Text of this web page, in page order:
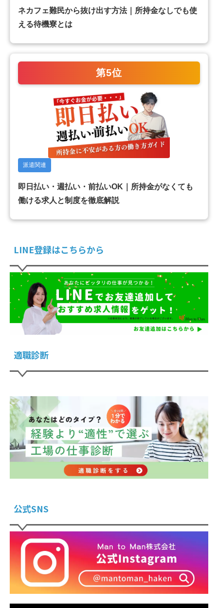
ネカフェ難民から抜け出す方法｜所持金なしでも使
える待機寮とは
第5位
派遣関連
即日払い・週払い・前払いOK｜所持金がなくても
働ける求人と制度を徹底解説
LINE登録はこちらから
適職診断
公式SNS